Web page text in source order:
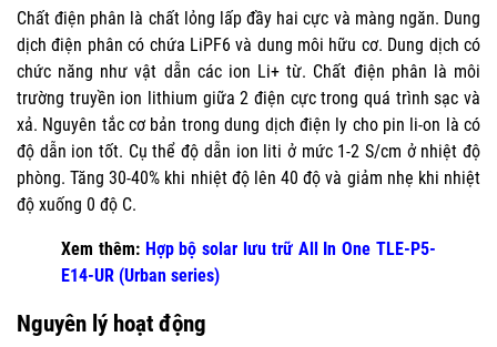
Chất điện phân là chất lỏng lấp đầy hai cực và màng ngăn. Dung
dịch điện phân có chứa LiPF6 và dung môi hữu cơ. Dung dịch có
chức năng như vật dẫn các ion Li+ từ. Chất điện phân là môi
trường truyền ion lithium giữa 2 điện cực trong quá trình sạc và
xả. Nguyên tắc cơ bản trong dung dịch điện ly cho pin li-on là có
độ dẫn ion tốt. Cụ thể độ dẫn ion liti ở mức 1-2 S/cm ở nhiệt độ
phòng. Tăng 30-40% khi nhiệt độ lên 40 độ và giảm nhẹ khi nhiệt
độ xuống 0 độ C.
Xem thêm: Hợp bộ solar lưu trữ All In One TLE-P5-
E14-UR (Urban series)
Nguyên lý hoạt động